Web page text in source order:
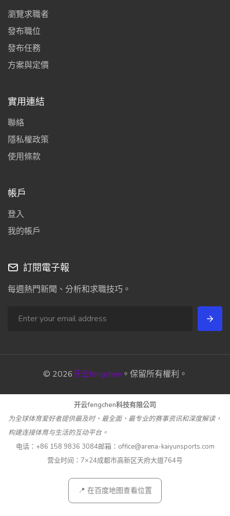
瀏覽求職者
發布職位
發布任務
方案與定價
實用連結
聯絡
隱私權政策
使用條款
帳戶
登入
我的帳戶
訂閱電子報
每週熱門新聞、分析和求職技巧。
© 2026开云fengchen 。保留所有權利。
开云fengchen科技有限公司
为全球体育爱好者提供最及时、最全面、最专业的赛事资讯和深度解读，
构建连接体育与生活的互动平台。
电话： +86 158 9836 3084邮箱： office@arena-kaiyunsports.com
营业时间：7×24成都市高新区天府大道764号
📍 在百度地图查看位置